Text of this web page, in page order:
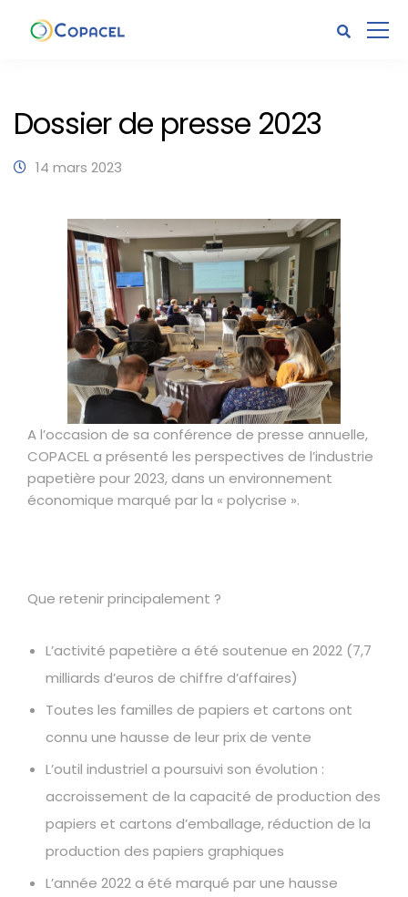
Dossier de presse 2023
14 mars 2023
A l’occasion de sa conférence de presse annuelle,
COPACEL a présenté les perspectives de l’industrie
papetière pour 2023, dans un environnement
économique marqué par la « polycrise ».
Que retenir principalement ?
L’activité papetière a été soutenue en 2022 (7,7
milliards d’euros de chiffre d’affaires)
Toutes les familles de papiers et cartons ont
connu une hausse de leur prix de vente
L’outil industriel a poursuivi son évolution :
accroissement de la capacité de production des
papiers et cartons d’emballage, réduction de la
production des papiers graphiques
L’année 2022 a été marqué par une hausse